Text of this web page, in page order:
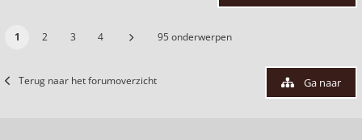
1 2 3 4 95 onderwerpen
Terug naar het forumoverzicht Ga naar